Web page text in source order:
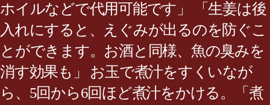
ホイルなどで代用可能です」 「生姜は後
入れにすると、えぐみが出るのを防ぐこ
とができます。お酒と同様、魚の臭みを
消す効果も」 お玉で煮汁をすくいなが
ら、5回から6回ほど煮汁をかける。「煮